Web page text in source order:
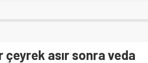
çeyrek asır sonra veda